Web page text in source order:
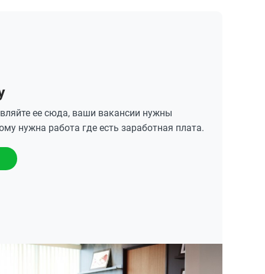
ее сюда, ваши вакансии нужны
нужна работа где есть заработная плата.